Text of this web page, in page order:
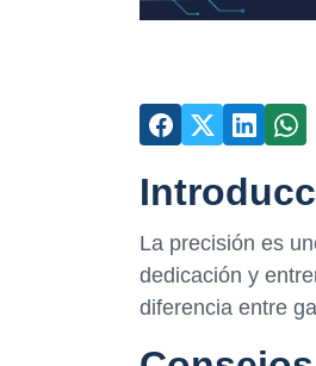
La precisión es
dedicación y
diferencia entre